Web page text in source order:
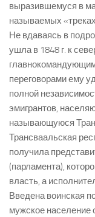
выразившемуся в
называемых
Не вдаваясь в
ушла в 1848 г. к
переговорами ему
полной
эмигрантов,
называющуюся
Трансваальская
получила
(парламента),
власть, а
Введена воинская
мужское население